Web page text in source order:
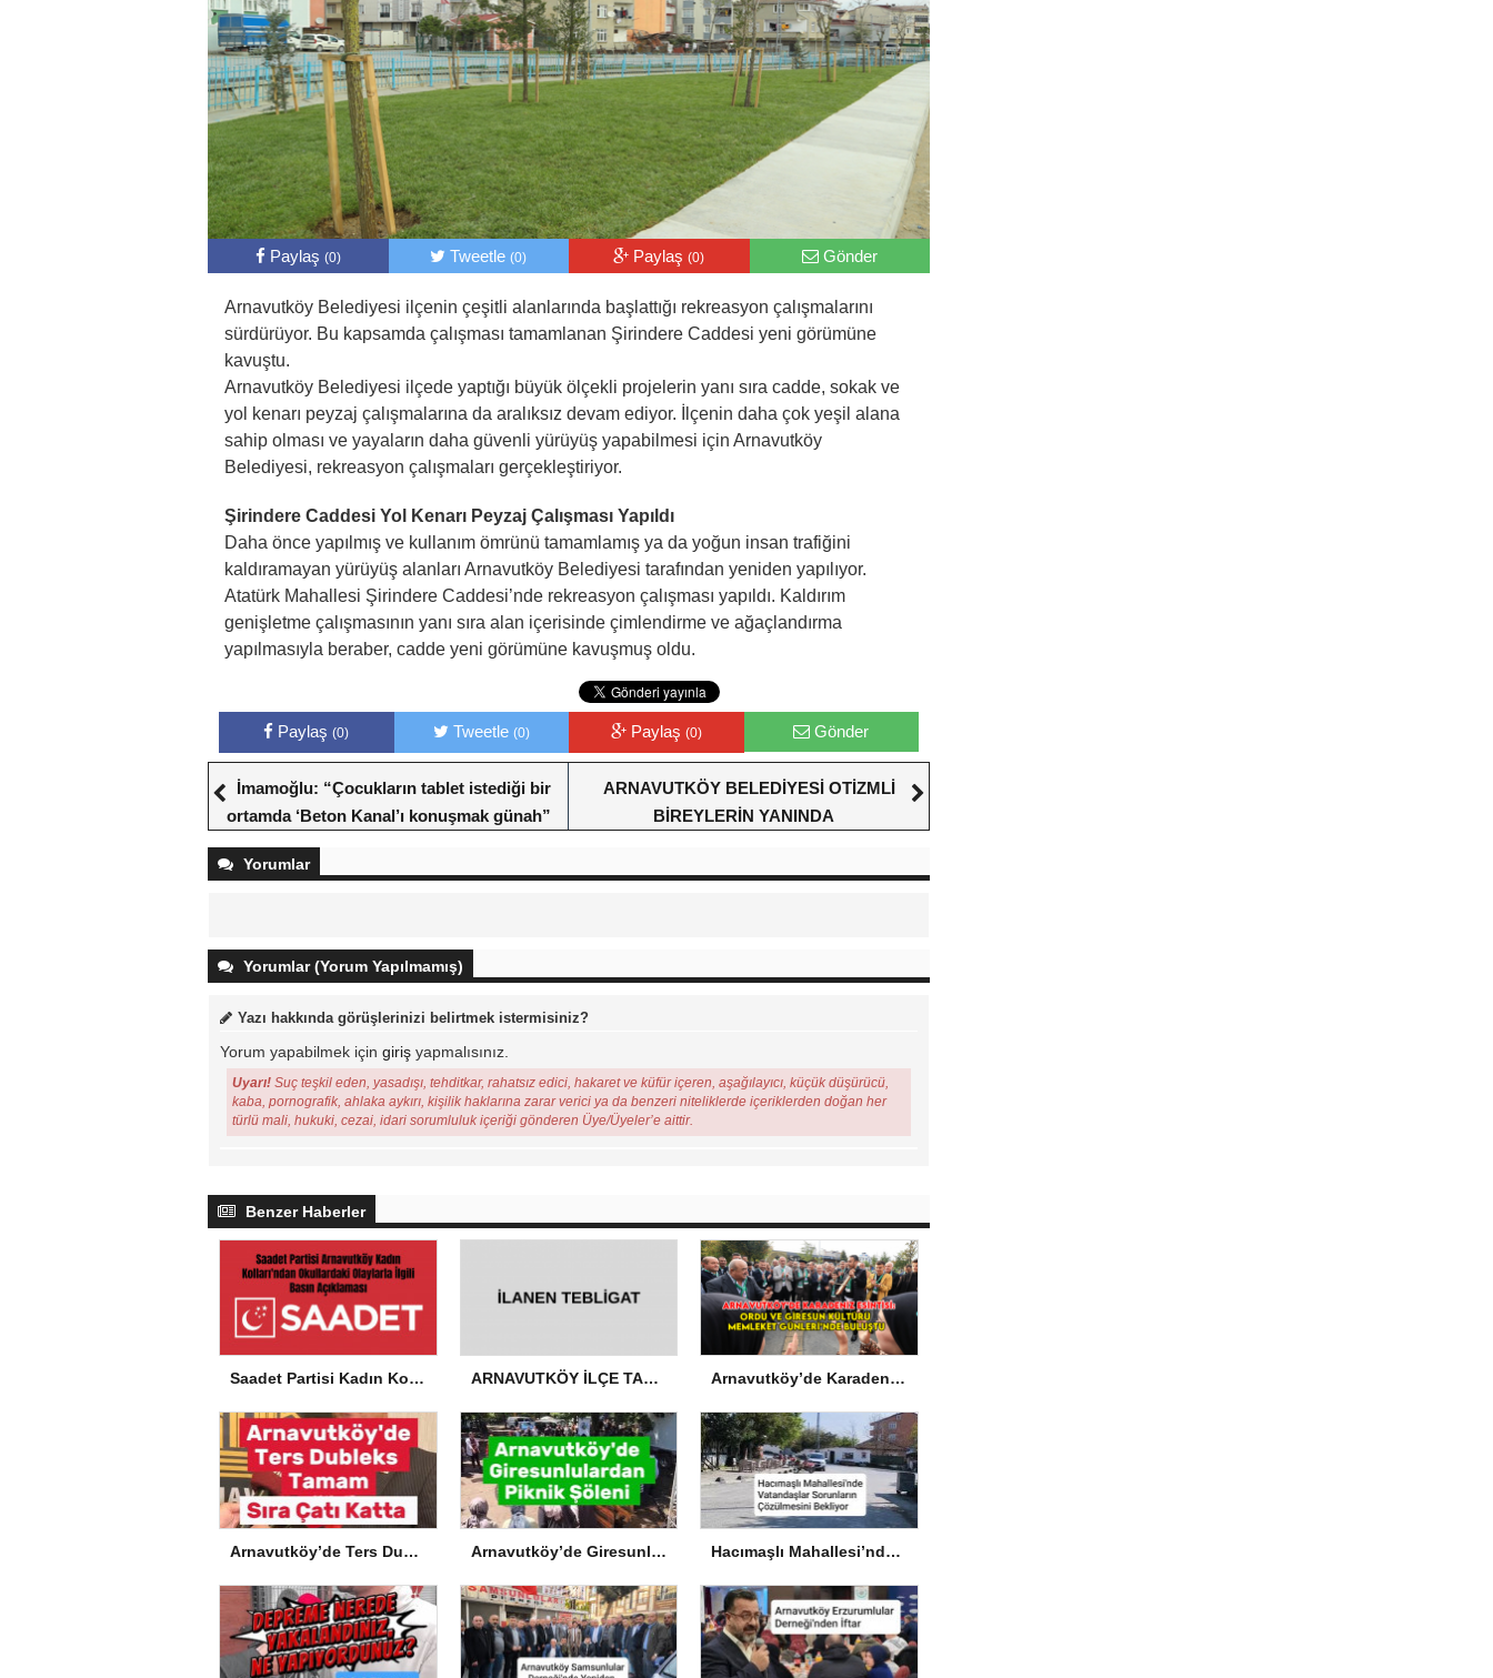
Paylaş (0) Tweetle(0) Paylaş(0) Gönder
Arnavutköy Belediyesi ilçenin çeşitli alanlarında başlattığı rekreasyon çalışmalarını
sürdürüyor. Bu kapsamda çalışması tamamlanan Şirindere Caddesi yeni görümüne
kavuştu.
Arnavutköy Belediyesi ilçede yaptığı büyük ölçekli projelerin yanı sıra cadde, sokak ve
yol kenarı peyzaj çalışmalarına da aralıksız devam ediyor. İlçenin daha çok yeşil alana
sahip olması ve yayaların daha güvenli yürüyüş yapabilmesi için Arnavutköy
Belediyesi, rekreasyon çalışmaları gerçekleştiriyor.
Şirindere Caddesi Yol Kenarı Peyzaj Çalışması Yapıldı
Daha önce yapılmış ve kullanım ömrünü tamamlamış ya da yoğun insan trafiğini
kaldıramayan yürüyüş alanları Arnavutköy Belediyesi tarafından yeniden yapılıyor.
Atatürk Mahallesi Şirindere Caddesi’nde rekreasyon çalışması yapıldı. Kaldırım
genişletme çalışmasının yanı sıra alan içerisinde çimlendirme ve ağaçlandırma
yapılmasıyla beraber, cadde yeni görümüne kavuşmuş oldu.
Paylaş(0) Tweetle (0) Paylaş (0) Gönder
İmamoğlu: “Çocukların tablet istediği bir
ortamda ‘Beton Kanal’ı konuşmak günah”
ARNAVUTKÖY BELEDİYESİ OTİZMLİ
BİREYLERİN YANINDA
Yorumlar
Yorumlar (Yorum Yapılmamış)
Yazı hakkında görüşlerinizi belirtmek istermisiniz?
Yorum yapabilmek için giriş yapmalısınız.
Uyarı! Suç teşkil eden, yasadışı, tehditkar, rahatsız edici, hakaret ve küfür içeren, aşağılayıcı, küçük düşürücü,
kaba, pornografik, ahlaka aykırı, kişilik haklarına zarar verici ya da benzeri niteliklerde içeriklerden doğan her
türlü mali, hukuki, cezai, idari sorumluluk içeriği gönderen Üye/Üyeler’e aittir.
Benzer Haberler
Saadet Partisi Kadın Kolları’ndan Okullardaki Olaylarla İlgili Basın Açıklaması ARNAVUTKÖY İLÇE TARIM VE ORMAN MÜDÜRLÜĞÜ’NDEN İLANEN TEBLİGAT Arnavutköy’de Karadeniz Esintisi: Ordu ve Giresun Kültürü Memleket Günleri’nde Buluştu
Arnavutköy’de Ters Dubleks Tamam, Sıra Çatı Katta Arnavutköy’de Giresunlulardan Piknik Şöleni Hacımaşlı Mahallesi’nde Vatandaşlar Sorunların Çözülmesini Bekliyor